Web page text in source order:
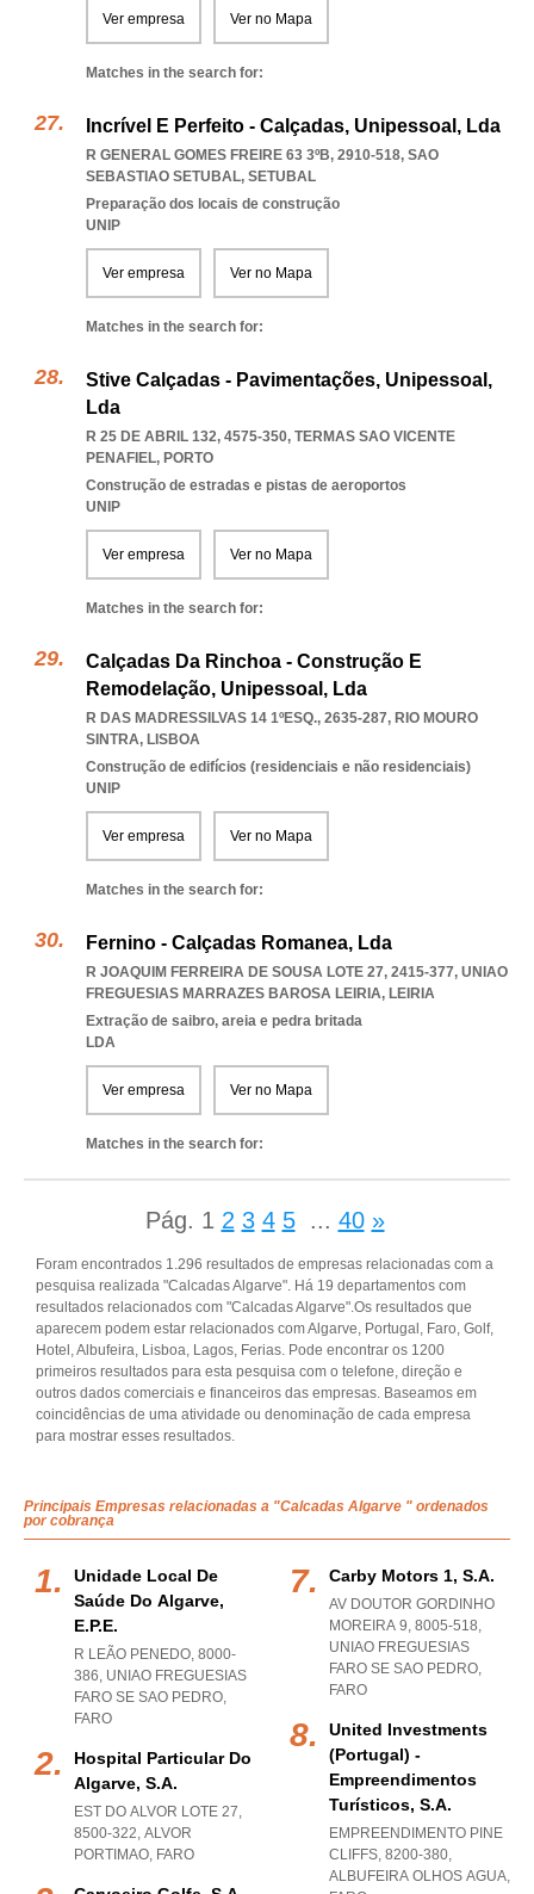
Ver empresa Ver no Mapa
Matches in the search for:
Incrível E Perfeito - Calçadas, Unipessoal, Lda
R GENERAL GOMES FREIRE 63 3ºB, 2910-518, SAO
SEBASTIAO SETUBAL, SETUBAL
Preparação dos locais de construção
UNIP
Ver empresa Ver no Mapa
Matches in the search for:
Stive Calçadas - Pavimentações, Unipessoal,
Lda
R 25 DE ABRIL 132, 4575-350, TERMAS SAO VICENTE
PENAFIEL, PORTO
Construção de estradas e pistas de aeroportos
UNIP
Ver empresa Ver no Mapa
Matches in the search for:
Calçadas Da Rinchoa - Construção E
Remodelação, Unipessoal, Lda
R DAS MADRESSILVAS 14 1ºESQ., 2635-287, RIO MOURO
SINTRA, LISBOA
Construção de edifícios (residenciais e não residenciais)
UNIP
Ver empresa Ver no Mapa
Matches in the search for:
Fernino - Calçadas Romanea, Lda
R JOAQUIM FERREIRA DE SOUSA LOTE 27, 2415-377, UNIAO
FREGUESIAS MARRAZES BAROSA LEIRIA, LEIRIA
Extração de saibro, areia e pedra britada
LDA
Ver empresa Ver no Mapa
Matches in the search for:
Pág. 1 2 3 4 5 ... 40 »
Foram encontrados 1.296 resultados de empresas relacionadas com a
pesquisa realizada "Calcadas Algarve". Há 19 departamentos com
resultados relacionados com "Calcadas Algarve".Os resultados que
aparecem podem estar relacionados com Algarve, Portugal, Faro, Golf,
Hotel, Albufeira, Lisboa, Lagos, Ferias. Pode encontrar os 1200
primeiros resultados para esta pesquisa com o telefone, direção e
outros dados comerciais e financeiros das empresas. Baseamos em
coincidências de uma atividade ou denominação de cada empresa
para mostrar esses resultados.
Principais Empresas relacionadas a "Calcadas Algarve " ordenados
por cobrança
Unidade Local De
Saúde Do Algarve,
E.p.e.
R LEÃO PENEDO, 8000-
386, UNIAO FREGUESIAS
FARO SE SAO PEDRO,
FARO
Hospital Particular Do
Algarve, S.a.
EST DO ALVOR LOTE 27,
8500-322, ALVOR
PORTIMAO, FARO
Carby Motors 1, S.a.
AV DOUTOR GORDINHO
MOREIRA 9, 8005-518,
UNIAO FREGUESIAS
FARO SE SAO PEDRO,
FARO
United Investments
(portugal) -
Empreendimentos
Turísticos, S.a.
EMPREENDIMENTO PINE
CLIFFS, 8200-380,
ALBUFEIRA OLHOS AGUA,